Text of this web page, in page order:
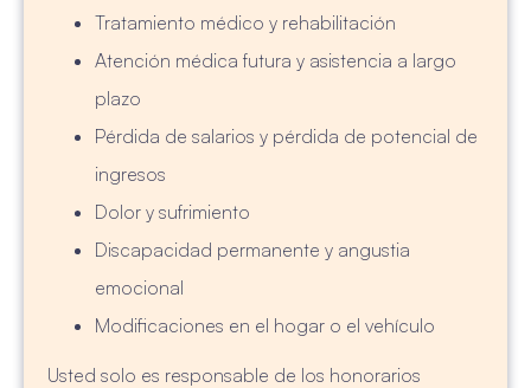
Tratamiento médico y rehabilitación
Atención médica futura y asistencia a largo
plazo
Pérdida de salarios y pérdida de potencial de
ingresos
Dolor y sufrimiento
Discapacidad permanente y angustia
emocional
Modificaciones en el hogar o el vehículo
Usted solo es responsable de los honorarios